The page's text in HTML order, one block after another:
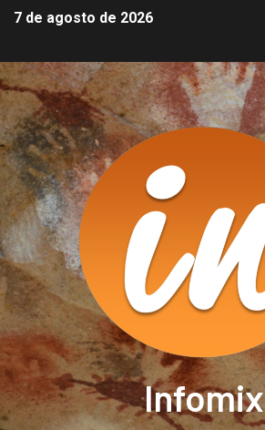
7 de agosto de 2026
Infomix